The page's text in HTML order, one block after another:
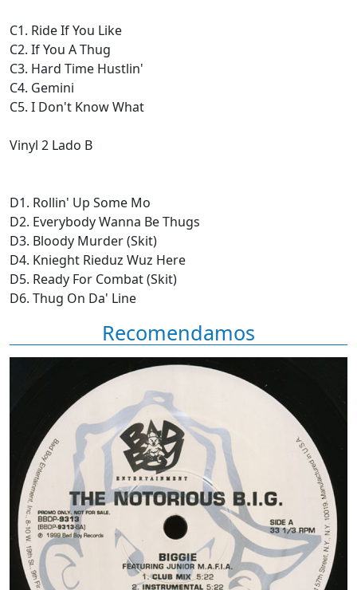
C1. Ride If You Like
C2. If You A Thug
C3. Hard Time Hustlin'
C4. Gemini
C5. I Don't Know What
Vinyl 2 Lado B
D1. Rollin' Up Some Mo
D2. Everybody Wanna Be Thugs
D3. Bloody Murder (Skit)
D4. Knieght Rieduz Wuz Here
D5. Ready For Combat (Skit)
D6. Thug On Da' Line
Recomendamos